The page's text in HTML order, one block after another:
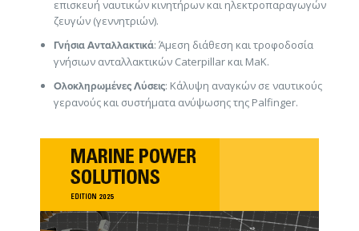
επισκευή ναυτικών κινητήρων και ηλεκτροπαραγωγών
ζευγών (γεννητριών).
Γνήσια Ανταλλακτικά: Άμεση διάθεση και τροφοδοσία
γνήσιων ανταλλακτικών Caterpillar και MaK.
Ολοκληρωμένες Λύσεις: Κάλυψη αναγκών σε ναυτικούς
γερανούς και συστήματα ανύψωσης της Palfinger.